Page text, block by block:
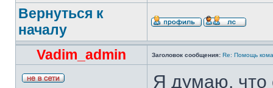
Вернуться к
началу
Vadim_admin
Заголовок сообщения: Re: Помощь
Я думаю, что